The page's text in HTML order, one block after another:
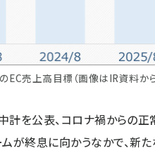
EC売上高目標（画像はIR資料か
を公表、コロナ禍からの正
ムが終息に向かうなかで、新